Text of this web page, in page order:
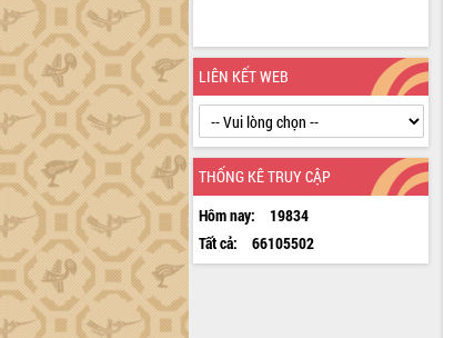
LIÊN KẾT WEB
THỐNG KÊ TRUY CẬP
Hôm nay:
19834
Tất cả:
66105502